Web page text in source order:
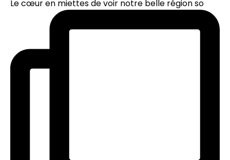
Le cœur en miettes de voir notre belle région so